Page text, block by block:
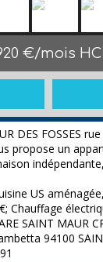
€/mois HC
DES FOSSES
propose un
US
Chauffage
SAINT MAUR
94100